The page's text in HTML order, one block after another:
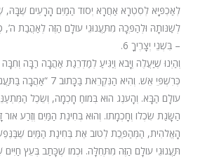
לְאַכְפְּיָא לְסִטְרָא אַחֲרָא יְסוֹד הַמַיִם הָרָעִים
– בִּשְׁנֵי יְצָרֶיךָ 6.
וְהַיְנוּ שֶׁיַּעֲלֶה וְיָבֹא וְיַגִּיעַ לְמַדְרֵגַת אַהֲבָה רַבָּה
כְּרִשְׁפֵּי אֵשׁ. וְהִיא
עוֹלָם הַבָּא. וְהָעֹנֶג הוּא בְּמוֹחַ חָכְמָה, וְשֵׂכֶל
הַשָּׂגַת שִׂכְלוֹ וְחָכְמָתוֹ. וְהוּא בְּחִינַת הַמַּיִם וְזֶרַע
הָאֱלֹהִית, הַמְּהַפֶּכֶת לְטוֹב אֶת בְּחִינַת הַמַּיִם
תַּעֲנוּגֵי עוֹלָם הַזֶּה מִתְּחִלָּה. וּכְמוֹ שֶׁכָּתַב בְּעֵץ